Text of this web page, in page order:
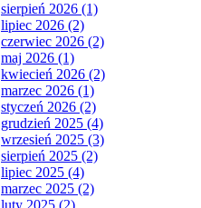
sierpień 2026 (1)
lipiec 2026 (2)
czerwiec 2026 (2)
maj 2026 (1)
kwiecień 2026 (2)
marzec 2026 (1)
styczeń 2026 (2)
grudzień 2025 (4)
wrzesień 2025 (3)
sierpień 2025 (2)
lipiec 2025 (4)
marzec 2025 (2)